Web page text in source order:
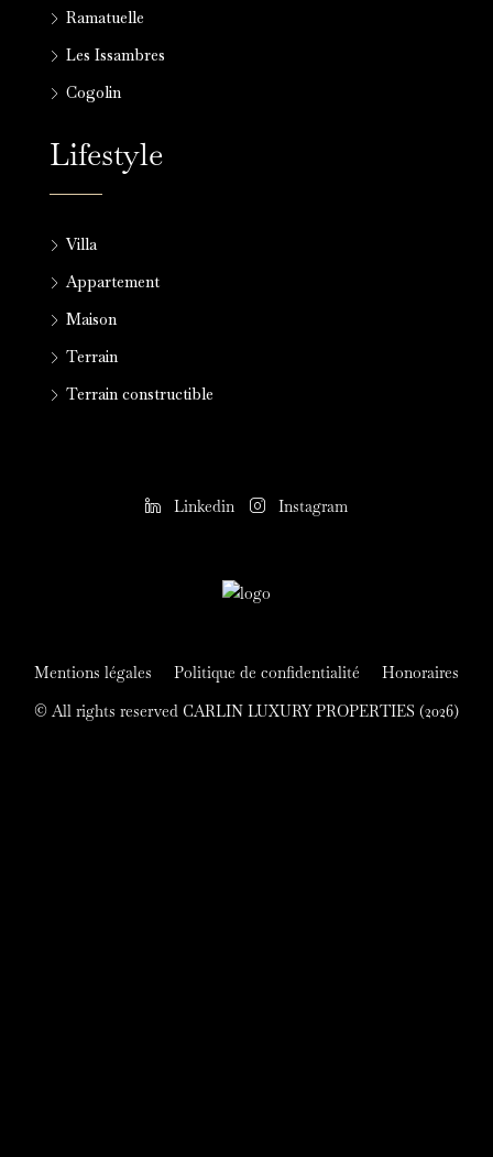
Ramatuelle
Les Issambres
Cogolin
Lifestyle
Villa
Appartement
Maison
Terrain
Terrain constructible
Linkedin Instagram
Mentions légales Politique de confidentialité
Honoraires
© All rights reserved CARLIN LUXURY PROPERTIES (2026)